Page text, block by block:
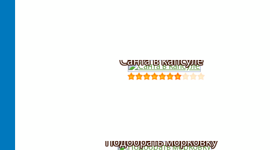
Санта в капсуле
Подобрать морковку